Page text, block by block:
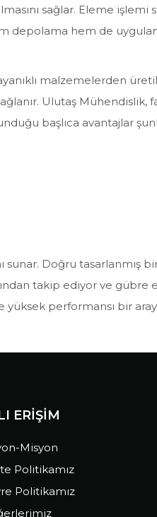
sağlar. Eleme işlemi
hem de
malzemelerden
Ulutaş Mühendislik,
başlıca avantajlar
Doğru tasarlanmış
takip ediyor ve
performansı bir
ERİŞİM
Misyon
Politikamız
Politikamız